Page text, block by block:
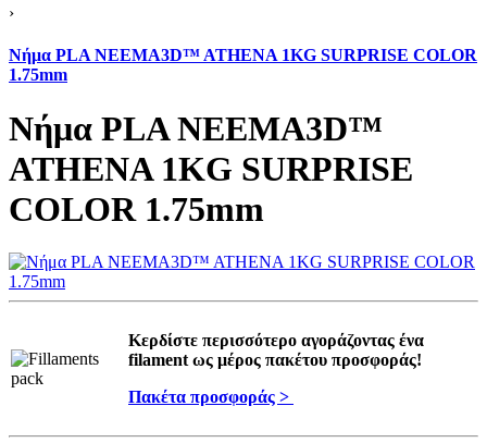
›
Νήμα PLA NEEMA3D™ ATHENA 1KG SURPRISE COLOR
1.75mm
Νήμα PLA NEEMA3D™
ATHENA 1KG SURPRISE
COLOR 1.75mm
Κερδίστε περισσότερο αγοράζοντας ένα
filament ως μέρος πακέτου προσφοράς!
Πακέτα προσφοράς >